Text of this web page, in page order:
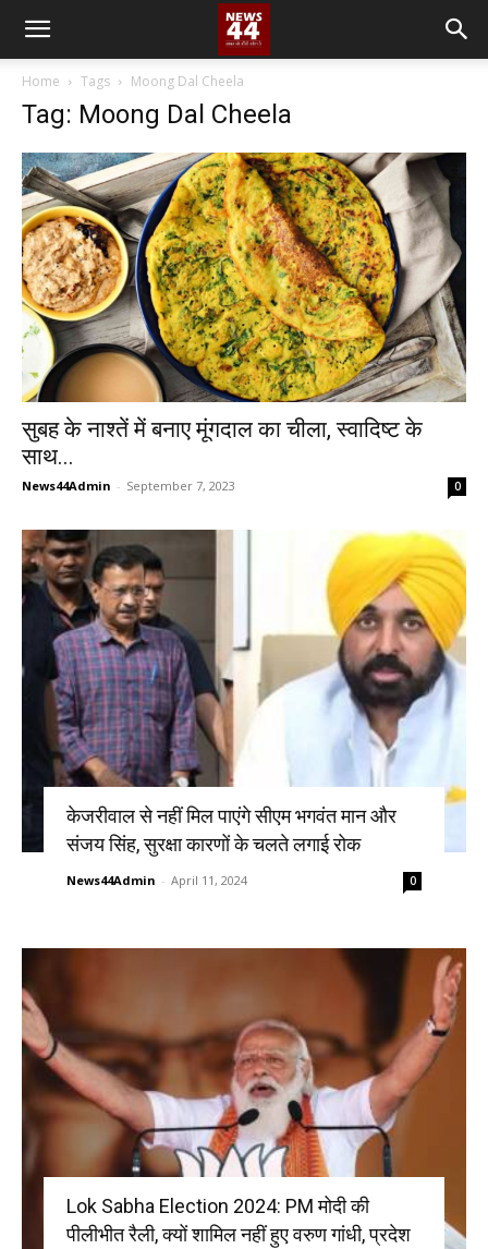
Home Tags Moong Dal Cheela
Tag: Moong Dal Cheela
सुबह के नाश्तें में बनाए मूंगदाल का चीला, स्वादिष्ट के
साथ...
News44Admin - September 7, 2023 0
केजरीवाल से नहीं मिल पाएंगे सीएम भगवंत मान और
संजय सिंह, सुरक्षा कारणों के चलते लगाई रोक
News44Admin - April 11, 2024 0
Lok Sabha Election 2024: PM मोदी की
पीलीभीत रैली, क्यों शामिल नहीं हुए वरुण गांधी, प्रदेश